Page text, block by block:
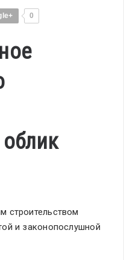
0
строительством
и законопослушной